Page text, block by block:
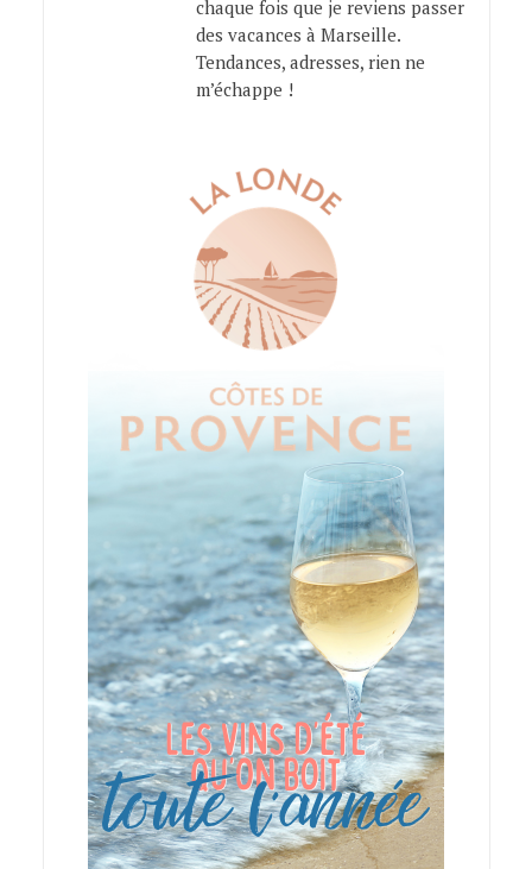
chaque fois que je reviens passer
des vacances à Marseille.
Tendances, adresses, rien ne
m’échappe !